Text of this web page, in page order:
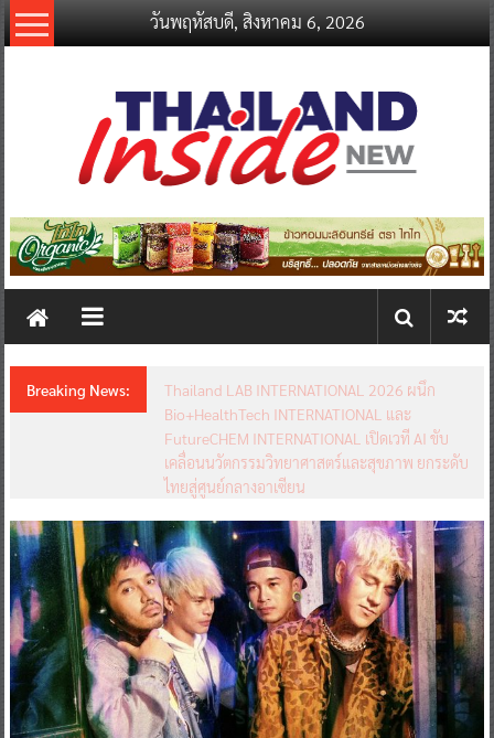
Skip
to
วันพฤหัสบดี, สิงหาคม 6, 2026
thailandinsidenew.com
Thailand
New
Breaking News:
Thailand LAB INTERNATIONAL 2026 ผนึก
Bio+HealthTech INTERNATIONAL และ
FutureCHEM INTERNATIONAL เปิดเวที AI ขับ
เคลื่อนนวัตกรรมวิทยาศาสตร์และสุขภาพ ยกระดับ
ไทยสู่ศูนย์กลางอาเซียน